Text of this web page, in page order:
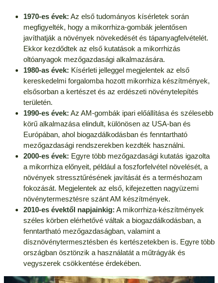
1970-es évek: Az első tudományos kísérletek során
megfigyelték, hogy a mikorrhiza-gombák jelentősen
javíthatják a növények növekedését és tápanyagfelvételét.
Ekkor kezdődtek az első kutatások a mikorrhizás
oltóanyagok mezőgazdasági alkalmazására.
1980-as évek: Kísérleti jelleggel megjelentek az első
kereskedelmi forgalomba hozott mikorrhiza készítmények,
elsősorban a kertészet és az erdészeti növénytelepítés
területén.
1990-es évek: Az AM-gombák ipari előállítása és szélesebb
körű alkalmazása elindult, különösen az USA-ban és
Európában, ahol biogazdálkodásban és fenntartható
mezőgazdasági rendszerekben kezdték használni.
2000-es évek: Egyre több mezőgazdasági kutatás igazolta
a mikorrhiza előnyeit, például a foszforfelvétel növelését, a
növények stressztűrésének javítását és a terméshozam
fokozását. Megjelentek az első, kifejezetten nagyüzemi
növénytermesztésre szánt AM készítmények.
2010-es évektől napjainkig: A mikorrhiza-készítmények
széles körben elérhetővé váltak a biogazdálkodásban, a
fenntartható mezőgazdaságban, valamint a
dísznövénytermesztésben és kertészetekben is. Egyre több
országban ösztönzik a használatát a műtrágyák és
vegyszerek csökkentése érdekében.